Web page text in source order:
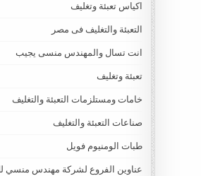
اكياس تعبئة وتغليف
التعبئة والتغليف فى مصر
انت تسال والمهندس منسى يجيب
تعبئة وتغليف
خامات ومستلزمات التعبئة والتغليف
صناعات التعبئة والتغليف
طبات الومنيوم فويل
عناوين الفروع لشركة مهندس منسي